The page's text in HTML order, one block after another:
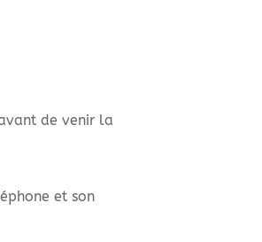
de venir la
et son